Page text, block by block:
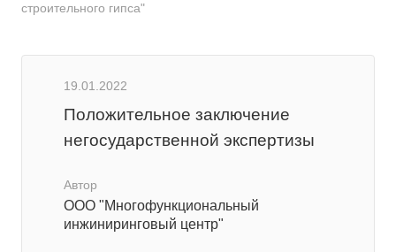
строительного гипса"
19.01.2022
Положительное заключение
негосударственной экспертизы
Автор
ООО "Многофункциональный
инжиниринговый центр"